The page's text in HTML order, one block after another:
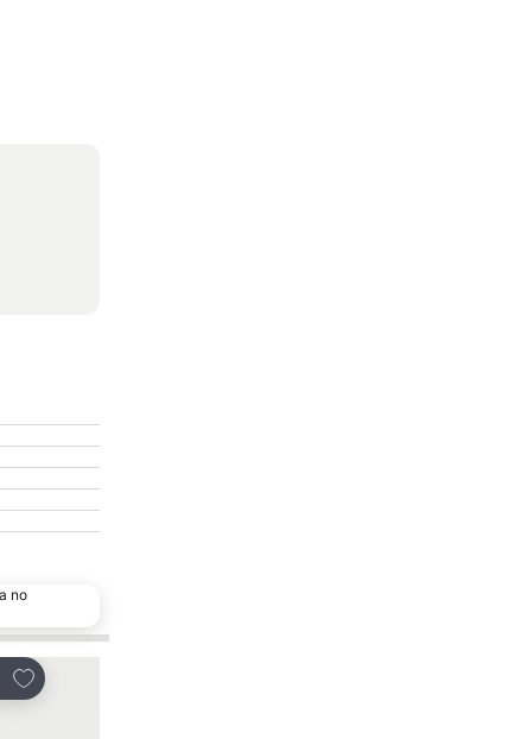
no
Adicionar aos favoritos